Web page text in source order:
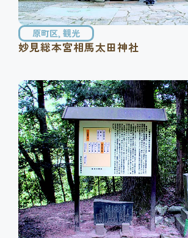
原町区, 観光
妙見総本宮相馬太田神社